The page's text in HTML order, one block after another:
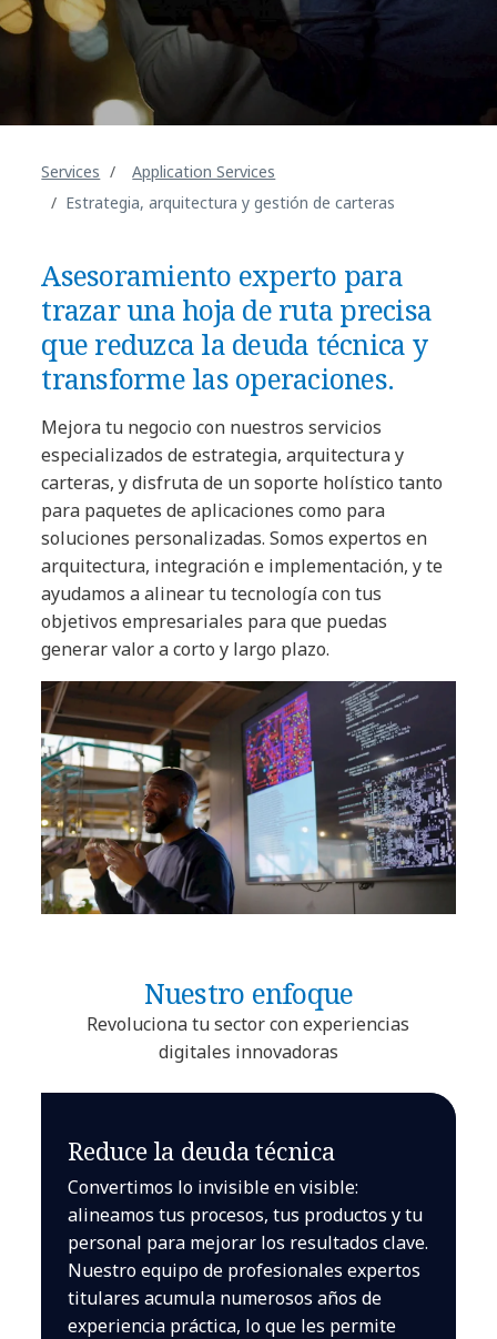
Services
Application Services
Estrategia, arquitectura y gestión de carteras
Asesoramiento experto para
trazar una hoja de ruta precisa
que reduzca la deuda técnica y
transforme las operaciones.
Mejora tu negocio con nuestros servicios
especializados de estrategia, arquitectura y
carteras, y disfruta de un soporte holístico tanto
para paquetes de aplicaciones como para
soluciones personalizadas. Somos expertos en
arquitectura, integración e implementación, y te
ayudamos a alinear tu tecnología con tus
objetivos empresariales para que puedas
generar valor a corto y largo plazo.
Nuestro enfoque
Revoluciona tu sector con experiencias
digitales innovadoras
Reduce la deuda técnica
Convertimos lo invisible en visible:
alineamos tus procesos, tus productos y tu
personal para mejorar los resultados clave.
Nuestro equipo de profesionales expertos
titulares acumula numerosos años de
experiencia práctica, lo que les permite